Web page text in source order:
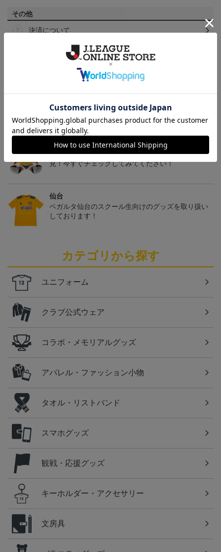
その他
決済について
ギフト対応について
トピックス
仙台
チームマスコットグッズは、サポーターやファン必
見！今すぐチェックしてみてください！
仙台
ベガルタ仙台のスクール生向けのグッズを取り扱い
しております！
カテゴリから探す
ユニフォーム
クラブ公式ウェア
コラボ・メモリアルグッズ
アパレル・ファッション小物
タオル・リストバンド
スマホグッズ
観戦・応援グッズ
キーホルダー・アクセサリー
文房具